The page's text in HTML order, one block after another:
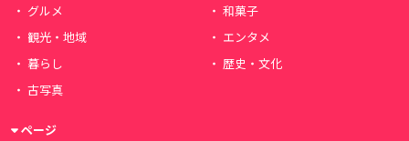
グルメ
和菓子
観光・地域
エンタメ
暮らし
歴史・文化
古写真
ページ